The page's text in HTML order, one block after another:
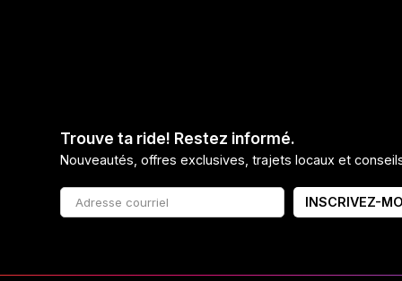
Trouve ta ride! Restez informé.
Nouveautés, offres exclusives, trajets locaux et
INSCRIVEZ-